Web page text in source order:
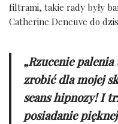
filtrami, takie rady były
Catherine Deneuve do
„Rzucenie
zrobić dla mojej
seans hipnozy! I
posiadanie